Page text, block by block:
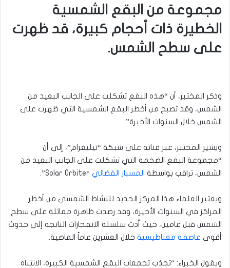
مجموعة من البقع الشمسية
الخطيرة ذات أحجام كبيرة، قد ظهرت
على سطح الشمس.
وذكر المختبر، أن “هذه البقع تشكلت على الجانب البعيد من
الشمس، وقد تصبح من أخطر البقع الشمسية التي ظهرت على
الشمس خلال السنوات الأخيرة”.
ويشير المختبر، عبر قناته على شبكة “تيليغرام”، إلى أن
“مجموعة البقع الضخمة التي تشكلت على الجانب البعيد من
الشمس، تراقب بواسطة المسبار الفضائي
ويعتبر العلماء هذا المركز الجديد للنشاط الشمسي من أخطر
المراكز في السنوات الأخيرة، وقد رصدت ظاهرة مماثلة على سطح
الشمس قبل عامين، حيث أدت سلسلة الانفجارات الناتجة إلى حدوث
أقوى عاصفة مغناطيسية خلال العشرين عاماً الماضية.
ويقول الخبراء: “تجذب تجمعات البقع الشمسية الكبيرة، الانتباه